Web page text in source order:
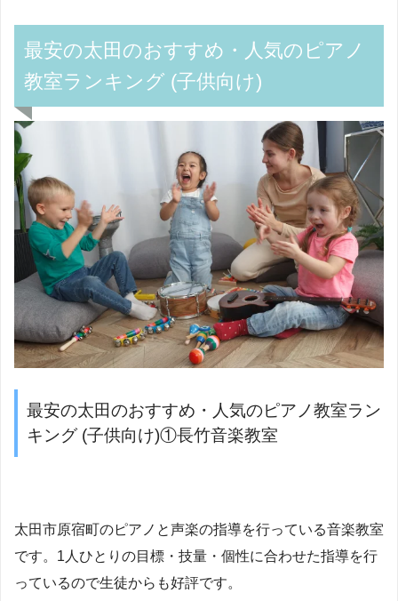
最安の太田のおすすめ・人気のピアノ
教室ランキング (子供向け)
最安の太田のおすすめ・人気のピアノ教室ラン
キング (子供向け)①長竹音楽教室
太田市原宿町のピアノと声楽の指導を行っている音楽教室
です。1人ひとりの目標・技量・個性に合わせた指導を行
っているので生徒からも好評です。